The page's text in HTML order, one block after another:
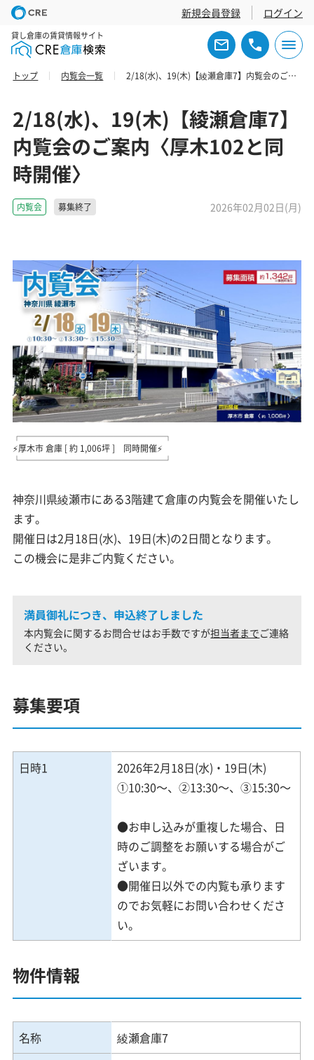
新規会員登録 ログイン
貸し倉庫の賃貸情報サイト
トップ 内覧会一覧 2/18(水)、19(木)【綾瀬倉庫7】内覧会のご案内〈厚木102と同時開催〉
2/18(水)、19(木)【綾瀬倉庫7】
内覧会のご案内〈厚木102と同
時開催〉
内覧会 募集終了 2026年02月02日(月)
┌─────────────────┐
⚡厚木市 倉庫 [ 約 1,006坪 ] 同時開催⚡
└─────────────────┘
神奈川県綾瀬市にある3階建て倉庫の内覧会を開催いたし
ます。
開催日は2月18日(水)、19日(木)の2日間となります。
この機会に是非ご内覧ください。
満員御礼につき、申込終了しました
本内覧会に関するお問合せはお手数ですが担当者までご連絡
ください。
募集要項
日時1
2026年2月18日(水)・19日(木)
①10:30～、②13:30～、③15:30～
●お申し込みが重複した場合、日
時のご調整をお願いする場合がご
ざいます。
●開催日以外での内覧も承ります
のでお気軽にお問い合わせくださ
い。
物件情報
名称
綾瀬倉庫7